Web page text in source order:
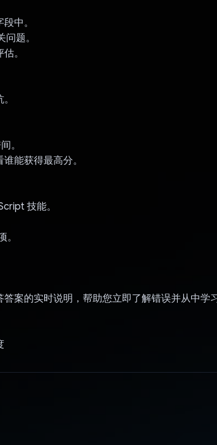
中。
题。
。
。
能获得最高分。
技能。
案的实时说明，帮助您立即了解错误并从中学